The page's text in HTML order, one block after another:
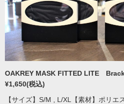
OAKREY MASK FITTED LITE
¥1,650(税込)
【サイズ】S/M , L/XL【素材】ポリエ